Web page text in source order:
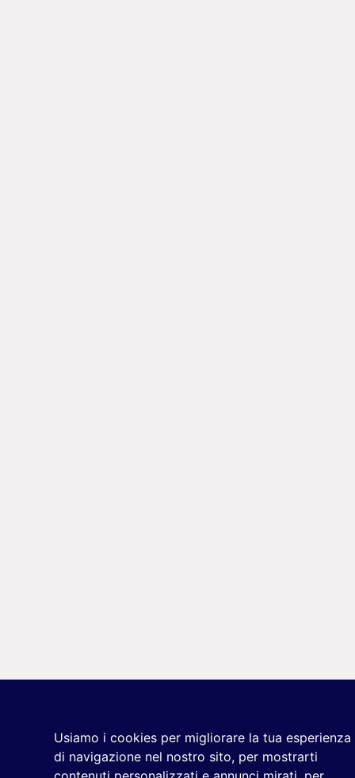
Usiamo i cookies per migliorare la tua esperienza
di navigazione nel nostro sito, per mostrarti